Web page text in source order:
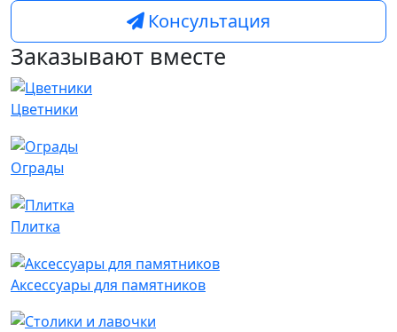
Консультация
Заказывают вместе
Цветники
Ограды
Плитка
Аксессуары для памятников